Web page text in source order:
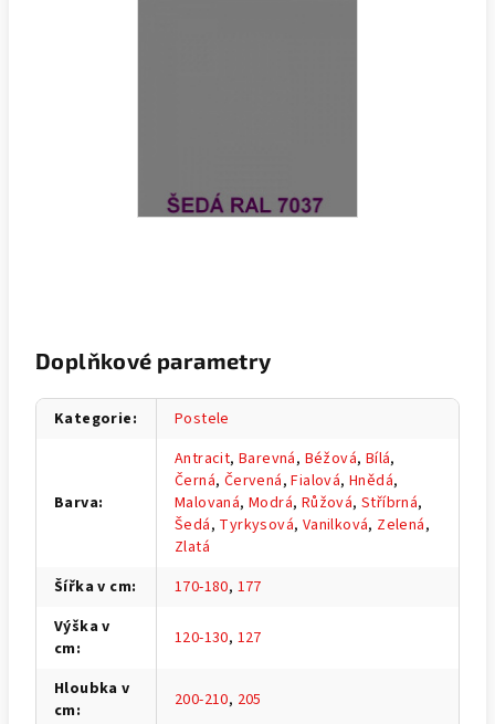
Doplňkové parametry
Kategorie: Postele
Barva:
Antracit,Barevná, Béžová, Bílá,
Černá, Červená,Fialová,Hnědá,
Malovaná,Modrá, Růžová,Stříbrná,
Šedá, Tyrkysová, Vanilková, Zelená,
Zlatá
Šířka v cm: 170-180, 177
Výška v
cm: 120-130, 127
Hloubka v
cm: 200-210, 205